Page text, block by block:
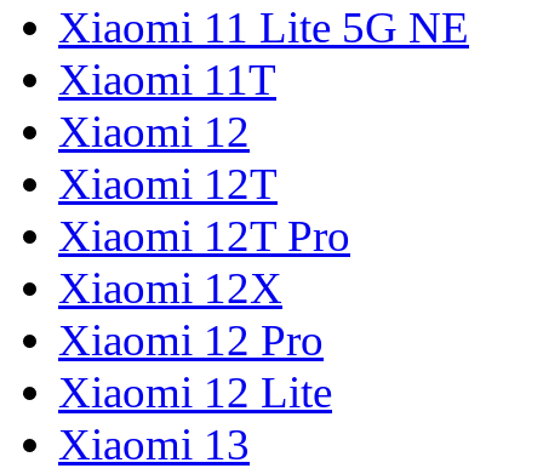
Xiaomi 11 Lite 5G NE
Xiaomi 11T
Xiaomi 12
Xiaomi 12T
Xiaomi 12T Pro
Xiaomi 12X
Xiaomi 12 Pro
Xiaomi 12 Lite
Xiaomi 13